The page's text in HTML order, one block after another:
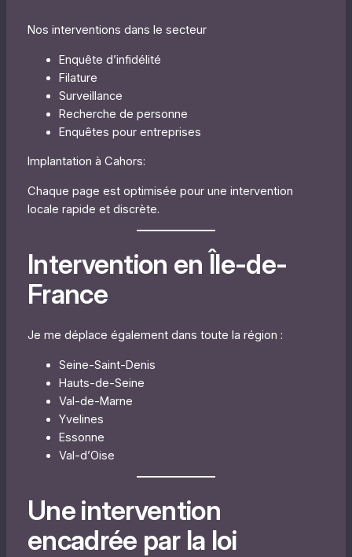
Nos interventions dans le secteur
Enquête d’infidélité
Filature
Surveillance
Recherche de personne
Enquêtes pour entreprises
Implantation à Cahors:
Chaque page est optimisée pour une intervention
locale rapide et discrète.
Intervention en Île-de-
France
Je me déplace également dans toute la région :
Seine-Saint-Denis
Hauts-de-Seine
Val-de-Marne
Yvelines
Essonne
Val-d’Oise
Une intervention
encadrée par la loi